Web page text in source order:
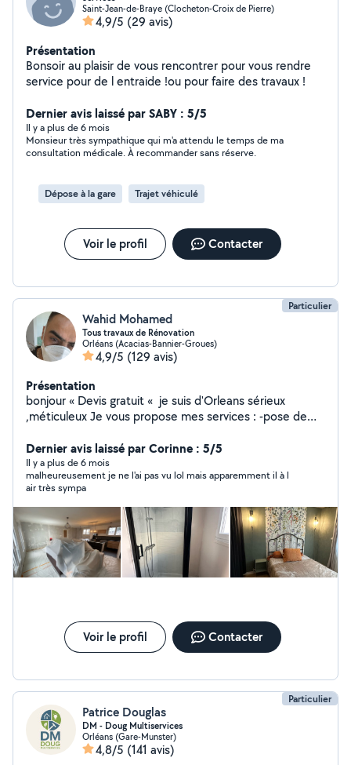
Saint-Jean-de-Braye (Clocheton-Croix de Pierre)
4,9/5 (29 avis)
Présentation
Bonsoir au plaisir de vous rencontrer pour vous rendre
service pour de l entraide !ou pour faire des travaux !
Dernier avis laissé par SABY : 5/5
Il y a plus de 6 mois
Monsieur très sympathique qui m'a attendu le temps de ma
consultation médicale. À recommander sans réserve.
Dépose à la gare Trajet véhiculé
Voir le profil Contacter
Particulier
Wahid Mohamed
Tous travaux de Rénovation
Orléans (Acacias-Bannier-Groues)
4,9/5 (129 avis)
Présentation
bonjour « Devis gratuit « je suis d'Orleans sérieux
,méticuleux Je vous propose mes services : -pose de
/papier peint -placo/bande/ -bricolage en tout genre -
pose du parquet bois et pvc -dépannage en plomberie
Je suis équipé j'ai tout ce qu'il faut comme outils Si vous
avez besoin de quoi que ce soit ,n'hésitez pas . A très
bientôt.
Dernier avis laissé par Corinne : 5/5
Il y a plus de 6 mois
malheureusement je ne l'ai pas vu lol mais apparemment il à l
air très sympa
Voir le profil Contacter
Particulier
Patrice Douglas
DM - Doug Multiservices
Orléans (Gare-Munster)
4,8/5 (141 avis)